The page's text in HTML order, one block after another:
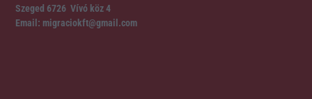
Szeged 6726 Vívó köz 4
Email: migraciokft@gmail.com